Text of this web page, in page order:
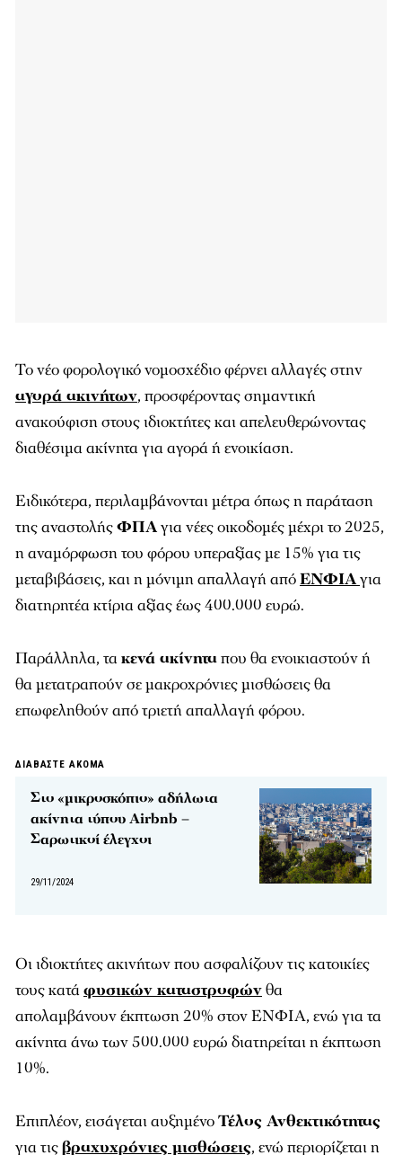
Το νέο φορολογικό νομοσχέδιο φέρνει αλλαγές στην
αγορά ακινήτων, προσφέροντας σημαντική
ανακούφιση στους ιδιοκτήτες και απελευθερώνοντας
διαθέσιμα ακίνητα για αγορά ή ενοικίαση.
Ειδικότερα, περιλαμβάνονται μέτρα όπως η παράταση
της αναστολήςΦΠΑγια νέες οικοδομές μέχρι το 2025,
η αναμόρφωση του φόρου υπεραξίας με 15% για τις
μεταβιβάσεις, και η μόνιμη απαλλαγή απόΕΝΦΙΑγια
διατηρητέα κτίρια αξίας έως 400.000 ευρώ.
Παράλληλα, τακενά ακίνηταπου θα ενοικιαστούν ή
θα μετατραπούν σε μακροχρόνιες μισθώσεις θα
επωφεληθούν από τριετή απαλλαγή φόρου.
ΔΙΑΒΑΣΤΕ ΑΚΟΜΑ
Στο «μικροσκόπιο» αδήλωτα
ακίνητα τύπου Airbnb –
Σαρωτικοί έλεγχοι
29/11/2024
Οι ιδιοκτήτες ακινήτων που ασφαλίζουν τις κατοικίες
τους κατάφυσικών καταστροφώνθα
απολαμβάνουν έκπτωση 20% στον ΕΝΦΙΑ, ενώ για τα
ακίνητα άνω των 500.000 ευρώ διατηρείται η έκπτωση
10%.
Επιπλέον, εισάγεται αυξημένοΤέλος Ανθεκτικότητας
για τιςβραχυχρόνιες μισθώσεις, ενώ περιορίζεται η